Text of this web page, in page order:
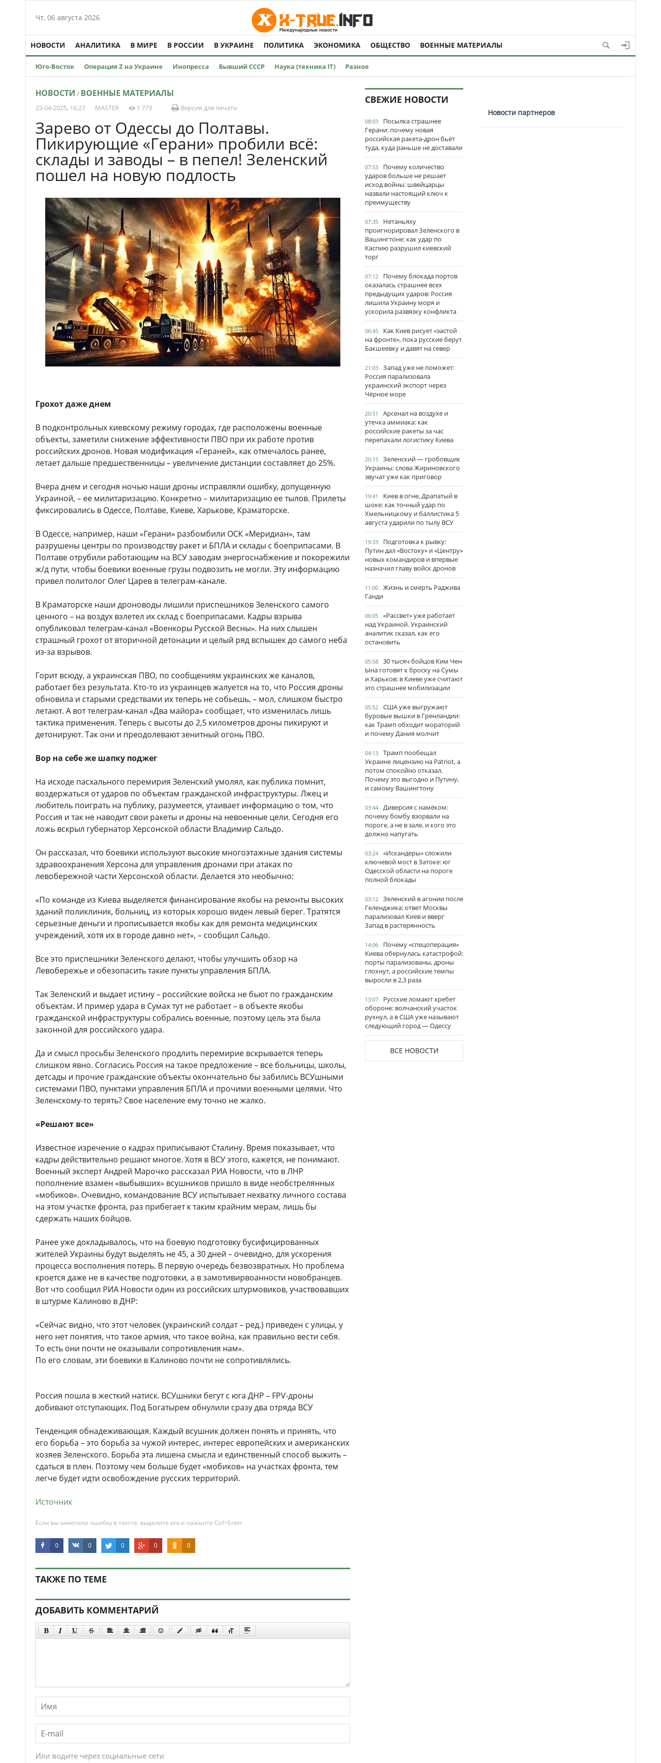
Чт, 06 августа 2026
НОВОСТИ АНАЛИТИКА В МИРЕ В РОССИИ В УКРАИНЕ ПОЛИТИКА ЭКОНОМИКА ОБЩЕСТВО ВОЕННЫЕ МАТЕРИАЛЫ
Юго-Восток Операция Z на Украине Инопресса Бывший СССР Наука (техника IT) Разное
НОВОСТИ / ВОЕННЫЕ МАТЕРИАЛЫ
23-04-2025, 16:27 MASTER 1 773 Версия для печати
Зарево от Одессы до Полтавы.
Пикирующие «Герани» пробили всё:
склады и заводы – в пепел! Зеленский
пошел на новую подлость
Грохот даже днем
В подконтрольных киевскому режиму городах, где расположены военные
объекты, заметили снижение эффективности ПВО при их работе против
российских дронов. Новая модификация «Гераней», как отмечалось ранее,
летает дальше предшественницы – увеличение дистанции составляет до 25%.
Вчера днем и сегодня ночью наши дроны исправляли ошибку, допущенную
Украиной, – ее милитаризацию. Конкретно – милитаризацию ее тылов. Прилеты
фиксировались в Одессе, Полтаве, Киеве, Харькове, Краматорске.
В Одессе, например, наши «Герани» разбомбили ОСК «Меридиан», там
разрушены центры по производству ракет и БПЛА и склады с боеприпасами. В
Полтаве отрубили работающим на ВСУ заводам энергоснабжение и покорежили
ж/д пути, чтобы боевики военные грузы подвозить не могли. Эту информацию
привел политолог Олег Царев в телеграм-канале.
В Краматорске наши дроноводы лишили приспешников Зеленского самого
ценного – на воздух взлетел их склад с боеприпасами. Кадры взрыва
опубликовал телеграм-канал «Военкоры Русской Весны». На них слышен
страшный грохот от вторичной детонации и целый ряд вспышек до самого неба
из-за взрывов.
Горит всюду, а украинская ПВО, по сообщениям украинских же каналов,
работает без результата. Кто-то из украинцев жалуется на то, что Россия дроны
обновила и старыми средствами их теперь не собьешь, – мол, слишком быстро
летают. А вот телеграм-канал «Два майора» сообщает, что изменилась лишь
тактика применения. Теперь с высоты до 2,5 километров дроны пикируют и
детонируют. Так они и преодолевают зенитный огонь ПВО.
Вор на себе же шапку поджег
На исходе пасхального перемирия Зеленский умолял, как публика помнит,
воздержаться от ударов по объектам гражданской инфраструктуры. Лжец и
любитель поиграть на публику, разумеется, утаивает информацию о том, что
Россия и так не наводит свои ракеты и дроны на невоенные цели. Сегодня его
ложь вскрыл губернатор Херсонской области Владимир Сальдо.
Он рассказал, что боевики используют высокие многоэтажные здания системы
здравоохранения Херсона для управления дронами при атаках по
левобережной части Херсонской области. Делается это необычно:
«По команде из Киева выделяется финансирование якобы на ремонты высоких
зданий поликлиник, больниц, из которых хорошо виден левый берег. Тратятся
серьезные деньги и прописывается якобы как для ремонта медицинских
учреждений, хотя их в городе давно нет», – сообщил Сальдо.
Все это приспешники Зеленского делают, чтобы улучшить обзор на
Левобережье и обезопасить такие пункты управления БПЛА.
Так Зеленский и выдает истину – российские войска не бьют по гражданским
объектам. И пример удара в Сумах тут не работает – в объекте якобы
гражданской инфраструктуры собрались военные, поэтому цель эта была
законной для российского удара.
Да и смысл просьбы Зеленского продлить перемирие вскрывается теперь
слишком явно. Согласись Россия на такое предложение – все больницы, школы,
детсады и прочие гражданские объекты окончательно бы забились ВСУшными
системами ПВО, пунктами управления БПЛА и прочими военными целями. Что
Зеленскому-то терять? Свое население ему точно не жалко.
«Решают все»
Известное изречение о кадрах приписывают Сталину. Время показывает, что
кадры действительно решают многое. Хотя в ВСУ этого, кажется, не понимают.
Военный эксперт Андрей Марочко рассказал РИА Новости, что в ЛНР
пополнение взамен «выбывших» всушников пришло в виде необстрелянных
«мобиков». Очевидно, командование ВСУ испытывает нехватку личного состава
на этом участке фронта, раз прибегает к таким крайним мерам, лишь бы
сдержать наших бойцов.
Ранее уже докладывалось, что на боевую подготовку бусифицированных
жителей Украины будут выделять не 45, а 30 дней – очевидно, для ускорения
процесса восполнения потерь. В первую очередь безвозвратных. Но проблема
кроется даже не в качестве подготовки, а в замотивирвоанности новобранцев.
Вот что сообщил РИА Новости один из российских штурмовиков, участвовавших
в штурме Калиново в ДНР:
«Сейчас видно, что этот человек (украинский солдат – ред.) приведен с улицы, у
него нет понятия, что такое армия, что такое война, как правильно вести себя.
То есть они почти не оказывали сопротивления нам».
По его словам, эти боевики в Калиново почти не сопротивлялись.
Россия пошла в жесткий натиск. ВСУшники бегут с юга ДНР – FPV-дроны
добивают отступающих. Под Богатырем обнулили сразу два отряда ВСУ
Тенденция обнадеживающая. Каждый всушник должен понять и принять, что
его борьба – это борьба за чужой интерес, интерес европейских и американских
хозяев Зеленского. Борьба эта лишена смысла и единственный способ выжить –
сдаться в плен. Поэтому чем больше будет «мобиков» на участках фронта, тем
легче будет идти освобождение русских территорий.
Источник
Если вы заметили ошибку в тексте, выделите его и нажмите Ctrl+Enter
0 0 0 0 0
ТАКЖЕ ПО ТЕМЕ
ДОБАВИТЬ КОММЕНТАРИЙ
Или водите через социальные сети
СВЕЖИЕ НОВОСТИ
08:03
Посылка страшнее
Герани: почему новая
российская ракета-дрон бьёт
туда, куда раньше не доставали
07:53
Почему количество
ударов больше не решает
исход войны: швейцарцы
назвали настоящий ключ к
преимуществу
07:35
Нетаньяху
проигнорировал Зеленского в
Вашингтоне: как удар по
Каспию разрушил киевский
торг
07:12
Почему блокада портов
оказалась страшнее всех
предыдущих ударов: Россия
лишила Украину моря и
ускорила развязку конфликта
06:45
Как Киев рисует «застой
на фронте», пока русские берут
Бакшеевку и давят на север
21:03
Запад уже не поможет:
Россия парализовала
украинский экспорт через
Чёрное море
20:51
Арсенал на воздухе и
утечка аммиака: как
российские ракеты за час
перепахали логистику Киева
20:15
Зеленский — гробовщик
Украины: слова Жириновского
звучат уже как приговор
19:41
Киев в огне, Драпатый в
шоке: как точный удар по
Хмельницкому и баллистика 5
августа ударили по тылу ВСУ
19:33
Подготовка к рывку:
Путин дал «Востоку» и «Центру»
новых командиров и впервые
назначил главу войск дронов
11:00
Жизнь и смерть Раджива
Ганди
06:05
«Рассвет» уже работает
над Украиной. Украинский
аналитик сказал, как его
остановить
05:58
30 тысяч бойцов Ким Чен
Ына готовят к броску на Сумы
и Харьков: в Киеве уже считают
это страшнее мобилизации
05:52
США уже выгружают
буровые вышки в Гренландии:
как Трамп обходит мораторий
и почему Дания молчит
04:13
Трамп пообещал
Украине лицензию на Patriot, а
потом спокойно отказал.
Почему это выгодно и Путину,
и самому Вашингтону
03:44
Диверсия с намёком:
почему бомбу взорвали на
пороге, а не в зале, и кого это
должно напугать
03:24
«Искандеры» сложили
ключевой мост в Затоке: юг
Одесской области на пороге
полной блокады
03:12
Зеленский в агонии после
Геленджика: ответ Москвы
парализовал Киев и вверг
Запад в растерянность
14:06
Почему «спецоперация»
Киева обернулась катастрофой:
порты парализованы, дроны
глохнут, а российские темпы
выросли в 2,3 раза
13:07
Русские ломают хребет
обороне: волчанский участок
рухнул, а в США уже называют
следующий город — Одессу
ВСЕ НОВОСТИ
Новости партнеров